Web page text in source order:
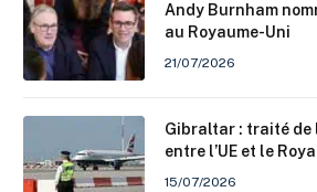
Andy Burnham
au Royaume-Uni
21/07/2026
Gibraltar : traité
entre l’UE et le
15/07/2026